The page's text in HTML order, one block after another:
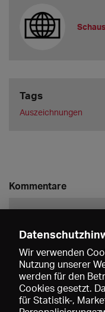
Tags
Auszeichnungen
Kommentare
Wir verwenden
Nutzung unserer
werden für den
Cookies gesetzt.
für Statistik-,